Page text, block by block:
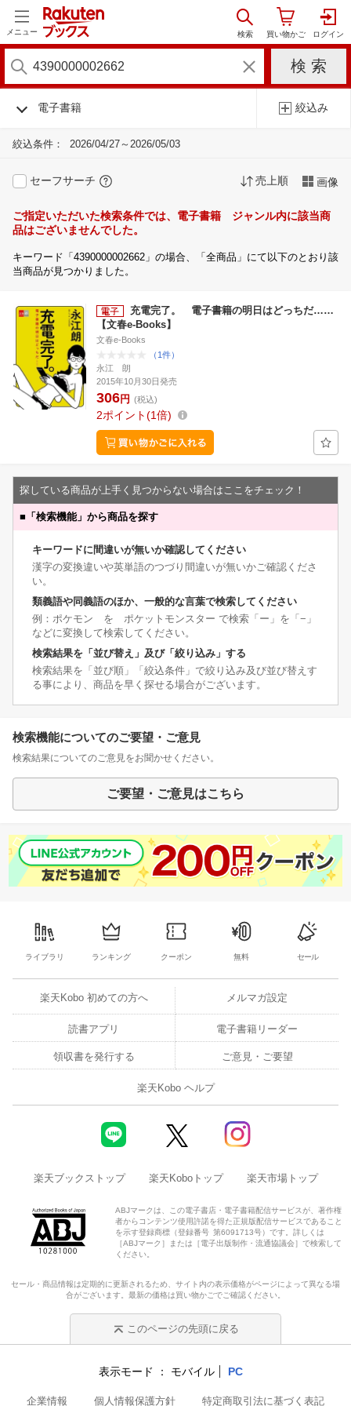
メニュー
電子書籍 絞込み
絞込条件： 2026/04/27～2026/05/03
セーフサーチ 売上順 画像
ご指定いただいた検索条件では、電子書籍 ジャンル内に該当商
品はございませんでした。
キーワード「4390000002662」の場合、「全商品」にて以下のとおり該
当商品が見つかりました。
充電完了。 電子書籍の明日はどっちだ……
【文春e-Books】
文春e-Books
（1件）
永江 朗
2015年10月30日発売
306円 (税込)
2ポイント 1倍
探している商品が上手く見つからない場合はここをチェック！
■ 「検索機能」から商品を探す
キーワードに間違いが無いか確認してください
漢字の変換違いや英単語のつづり間違いが無いかご確認くださ
い。
類義語や同義語のほか、一般的な言葉で検索してください
例：ポケモン を ポケットモンスター で検索「ー」を「−」
などに変換して検索してください。
検索結果を「並び替え」及び「絞り込み」する
検索結果を「並び順」「絞込条件」で絞り込み及び並び替えす
る事により、商品を早く探せる場合がございます。
検索機能についてのご要望・ご意見
検索結果についてのご意見をお聞かせください。
ご要望・ご意見はこちら
ライブラリ ランキング クーポン 無料 セール
楽天Kobo 初めての方へ メルマガ設定
読書アプリ 電子書籍リーダー
領収書を発行する ご意見・ご要望
楽天Kobo ヘルプ
楽天ブックストップ 楽天Koboトップ 楽天市場トップ
ABJマークは、この電子書店・電子書籍配信サービスが、著作権
者からコンテンツ使用許諾を得た正規版配信サービスであること
を示す登録商標（登録番号 第6091713号）です。詳しくは
［ABJマーク］または［電子出版制作・流通協議会］で検索して
ください。
セール・商品情報は定期的に更新されるため、サイト内の表示価格がページによって異なる場
合がございます。最新の価格は買い物かごでご確認ください。
このページの先頭に戻る
表示モード モバイル PC
企業情報 個人情報保護方針 特定商取引法に基づく表記